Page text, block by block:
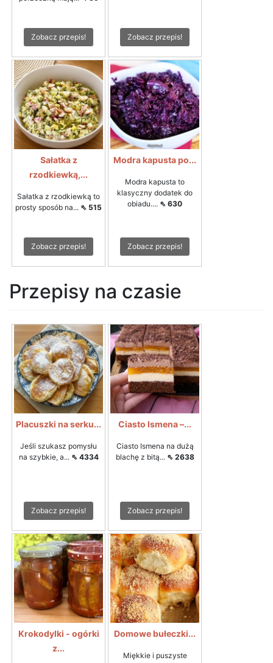
Zobacz przepis! Zobacz przepis!
Sałatka z
rzodkiewką,...
Sałatka z rzodkiewką to
prosty sposób na... ⇖ 515
Zobacz przepis!
Modra kapusta po...
Modra kapusta to
klasyczny dodatek do
obiadu.... ⇖ 630
Zobacz przepis!
Przepisy na czasie
Placuszki na serku...
Jeśli szukasz pomysłu
na szybkie, a... ⇖ 4334
Zobacz przepis!
Ciasto Ismena –...
Ciasto Ismena na dużą
blachę z bitą... ⇖ 2638
Zobacz przepis!
Krokodylki - ogórki
z...
Domowe bułeczki...
Miękkie i puszyste